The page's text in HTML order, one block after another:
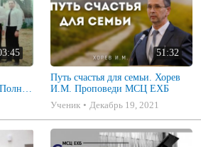
51:32
Путь счастья для семьи. Хорев
И.М. Проповеди МСЦ ЕХБ
Ученик
Декабрь 19, 2021